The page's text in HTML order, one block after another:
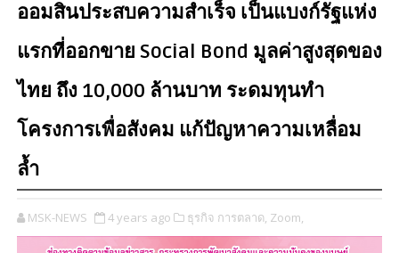
ออมสินประสบความสำเร็จ เป็นแบงก์รัฐแห่ง
แรกที่ออกขาย Social Bond มูลค่าสูงสุดของ
ไทย ถึง 10,000 ล้านบาท ระดมทุนทำ
โครงการเพื่อสังคม แก้ปัญหาความเหลื่อม
ล้ำ
MSK-NEWS 4 years ago ธุรกิจ การตลาด, Zoom,